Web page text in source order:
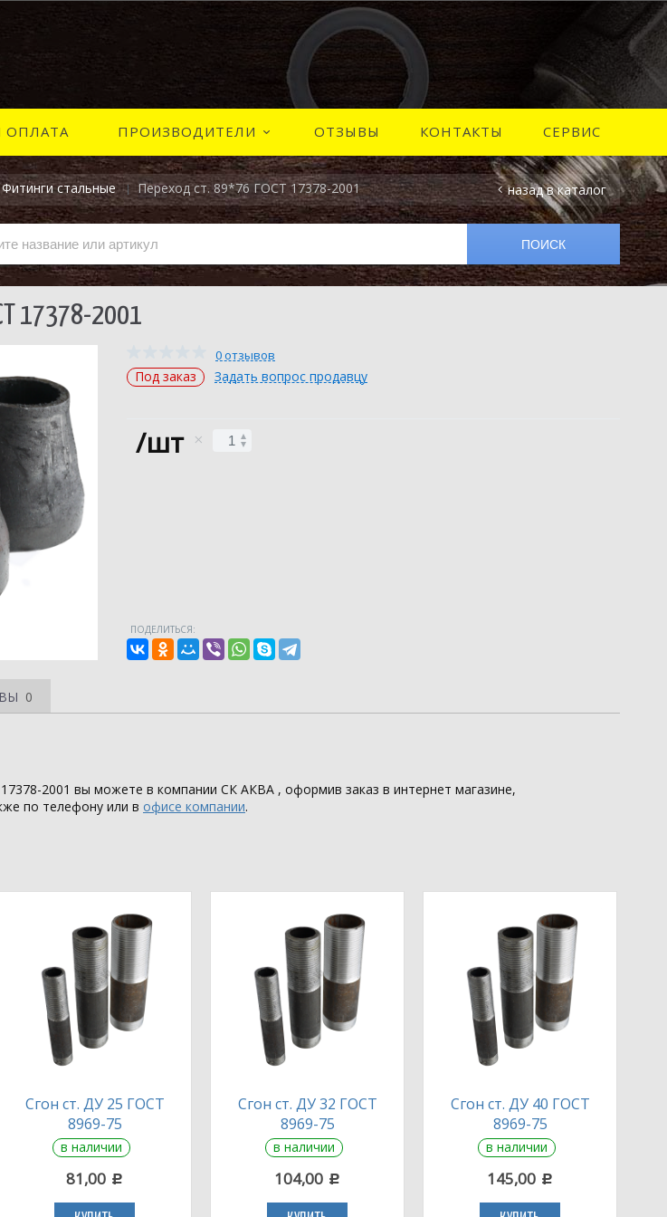
ОПЛАТА ПРОИЗВОДИТЕЛИ ОТЗЫВЫ КОНТАКТЫ СЕРВИС
Фитинги стальные Переход ст. 89*76 ГОСТ 17378-2001 назад в каталог
17378-2001
0 отзывов
Под заказ Задать вопрос продавцу
/шт
ПОДЕЛИТЬСЯ:
0
2001 вы можете в компании СК АКВА , оформив заказ в интернет магазине,
по телефону или в офисе компании.
Сгон ст. ДУ 25 ГОСТ
8969-75
в наличии
81,00 c
Сгон ст. ДУ 32 ГОСТ
8969-75
в наличии
104,00 c
Сгон ст. ДУ 40 ГОСТ
8969-75
в наличии
145,00 c